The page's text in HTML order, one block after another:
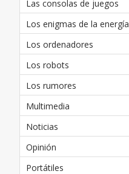
Las consolas de juegos
Los enigmas de la energía
Los ordenadores
Los robots
Los rumores
Multimedia
Noticias
Opinión
Portátiles